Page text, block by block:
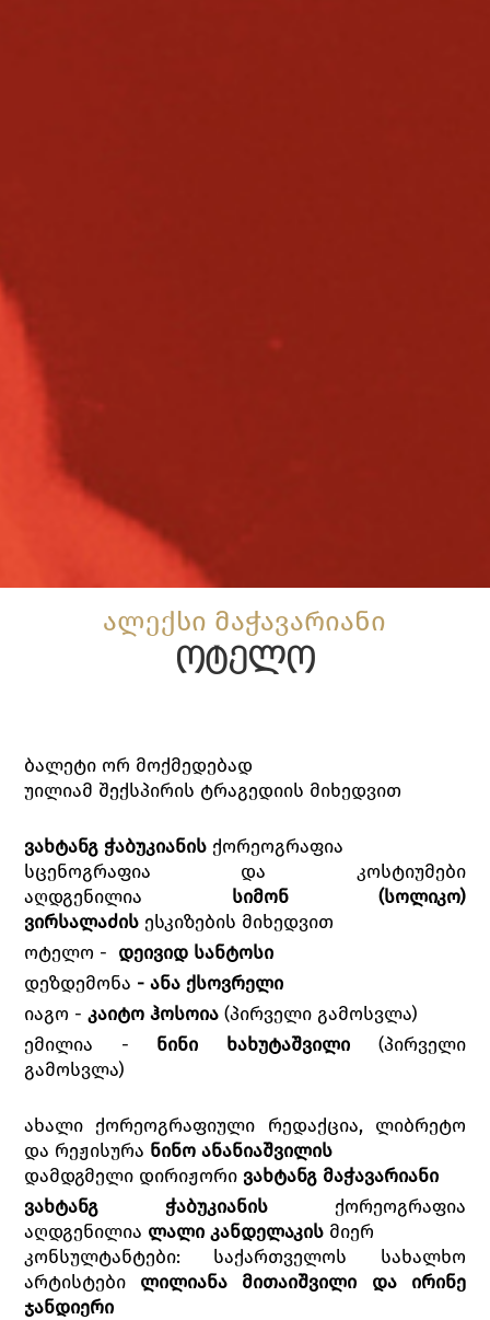
ალექსი მაჭავარიანი
ოტელო
ბალეტი ორ მოქმედებად
უილიამ შექსპირის ტრაგედიის მიხედვით
ვახტანგ ჭაბუკიანის ქორეოგრაფია
სცენოგრაფია და კოსტიუმები
აღდგენილია სიმონ (სოლიკო)
ვირსალაძის ესკიზების მიხედვით
ოტელო - დეივიდ სანტოსი
დეზდემონა - ანა ქსოვრელი
იაგო -კაიტო ჰოსოია(პირველი გამოსვლა)
ემილია - ნინი ხახუტაშვილი (პირველი
გამოსვლა)
ახალი ქორეოგრაფიული რედაქცია, ლიბრეტო
და რეჟისურა ნინო ანანიაშვილის
დამდგმელი დირიჟორი ვახტანგ მაჭავარიანი
ვახტანგ ჭაბუკიანისქორეოგრაფია
აღდგენილია ლალი კანდელაკის მიერ
კონსულტანტები: საქართველოს სახალხო
არტისტები ლილიანა მითაიშვილი და ირინე
ჯანდიერი